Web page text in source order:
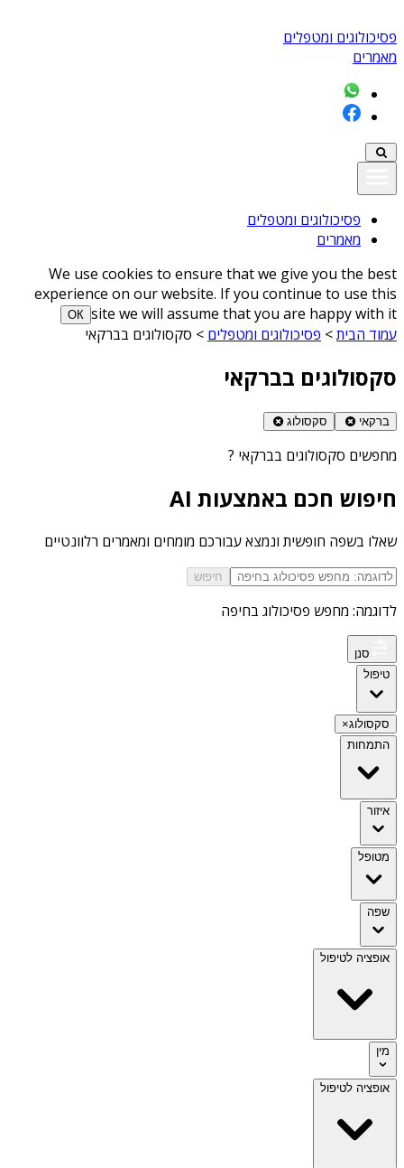
פסיכולוגים ומטפלים
מאמרים
פסיכולוגים ומטפלים
מאמרים
We use cookies to ensure that we give you the best
experience on our website. If you continue to use this
site we will assume that you are happy with it
ОК
עמוד הבית> פסיכולוגים ומטפלים > סקסולוגים בברקאי
סקסולוגים בברקאי
ברקאי סקסולוג
מחפשים סקסולוגים בברקאי ?
חיפוש חכם באמצעות AI
שאלו בשפה חופשית ונמצא עבורכם מומחים ומאמרים רלוונטיים
חיפוש
לדוגמה: מחפש פסיכולוג בחיפה
סנן
טיפול
סקסולוג×
התמחות
איזור
מטופל
שפה
אופציה לטיפול
מין
אופציה לטיפול